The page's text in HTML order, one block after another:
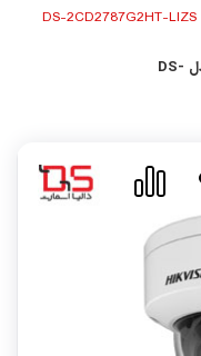
دوربین مداربسته تحت شبکه هایک ویژن مدل DS-